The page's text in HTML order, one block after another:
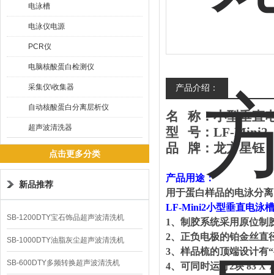
电泳槽
电泳仪电源
PCR仪
电脑核酸蛋白检测仪
采集仪\收集器
自动核酸蛋白分离层析仪
超声波清洗器
点击更多分类
新品推荐
SB-1200DTY宝石饰品超声波清洗机
SB-1000DTY油脂灰尘超声波清洗机
SB-600DTY多频转换超声波清洗机
产品介绍：
名 称：小型垂直
型
号： LF-Mini2
品
牌： 龙方星钰
产品用途：
用于蛋白样品的电泳分
LF-Mini2小型垂直电泳
1、制胶系统采用原位制
2、正负电极的铂金丝直
3、样品梳的顶端设计有
4、可同时运行2块83 X